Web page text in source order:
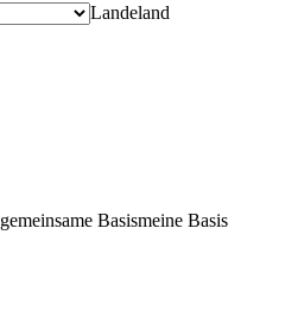
Landeland
gemeinsame Basismeine Basis